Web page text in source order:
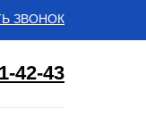
42-43
ЗВОНОК